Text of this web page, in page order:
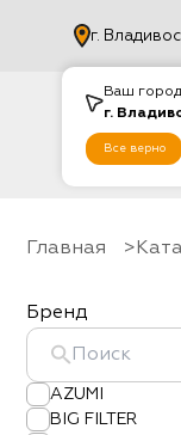
Ваш город
г.
Все верно
г.
Главная
Бренд
AZUMI
BIG FILTER